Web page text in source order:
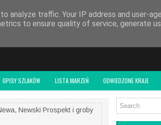
OPISY SZLAKÓW LISTA MARZEŃ ODWIEDZONE KRAJE
Newski Prospekt i groby
analyze traffic. Your IP address and user-
to ensure quality of service, generate